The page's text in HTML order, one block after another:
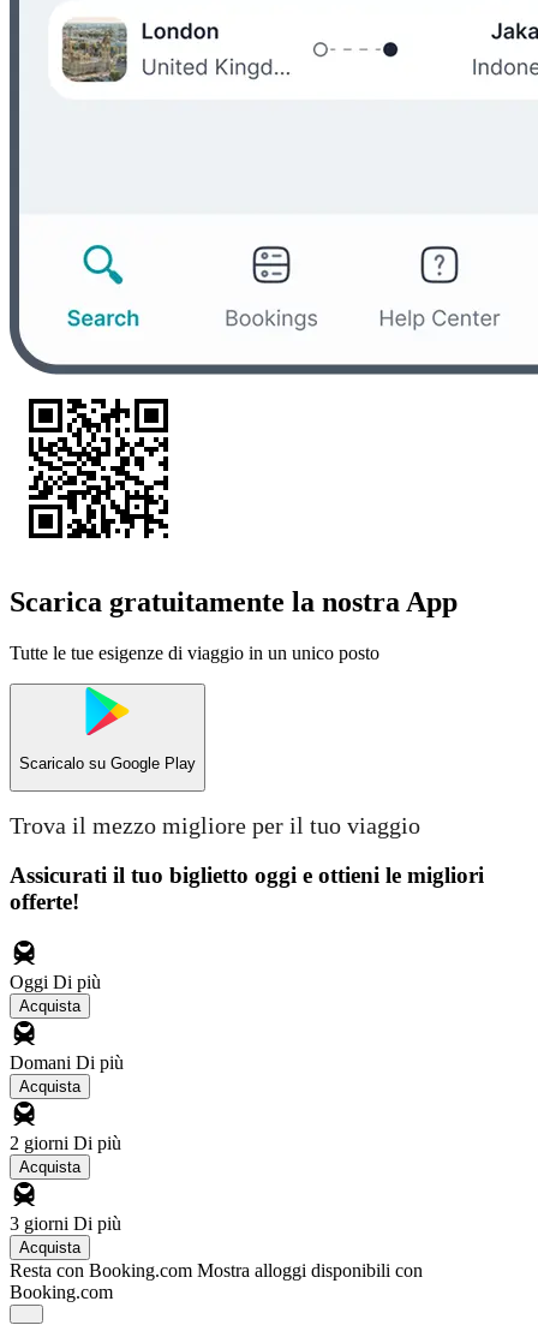
Scarica gratuitamente la nostra App
Tutte le tue esigenze di viaggio in un unico posto
Scaricalo su Google Play
Trova il mezzo migliore per il tuo viaggio
Assicurati il ​​tuo biglietto oggi e ottieni le migliori
offerte!
Oggi Di più
Acquista
Domani Di più
Acquista
2 giorni Di più
Acquista
3 giorni Di più
Acquista
Resta con Booking.com Mostra alloggi disponibili con
Booking.com